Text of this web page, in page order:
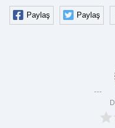
Paylaş Paylaş